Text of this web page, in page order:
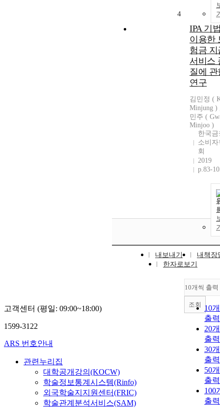
4
IPA 기
이용한
험금 지
서비스
질에 관
연구
김민정 (
Minjung )
민주 (
Minjoo )
한국금
소비자
회
2019
p.83-
내보내기
내책장
한자로보기
10개씩 출력
10
출력
20
출력
30
출력
50
출력
100
출력
조회
고객센터 (평일: 09:00~18:00)
1599-3122
ARS 번호안내
관련누리집
대학공개강의(KOCW)
학술정보통계시스템(Rinfo)
외국학술지지원센터(FRIC)
학술관계분석서비스(SAM)